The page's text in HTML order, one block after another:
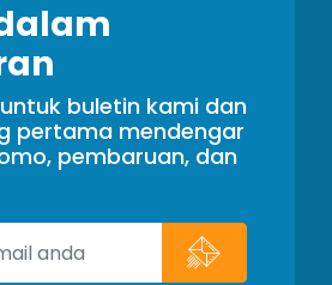
buletin kami dan
pertama mendengar
pembaruan, dan